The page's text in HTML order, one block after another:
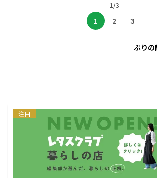
1/3
1 2 3
ぶりの
注目